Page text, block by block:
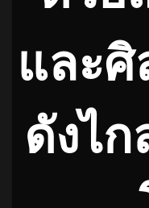
และ
ดังไ